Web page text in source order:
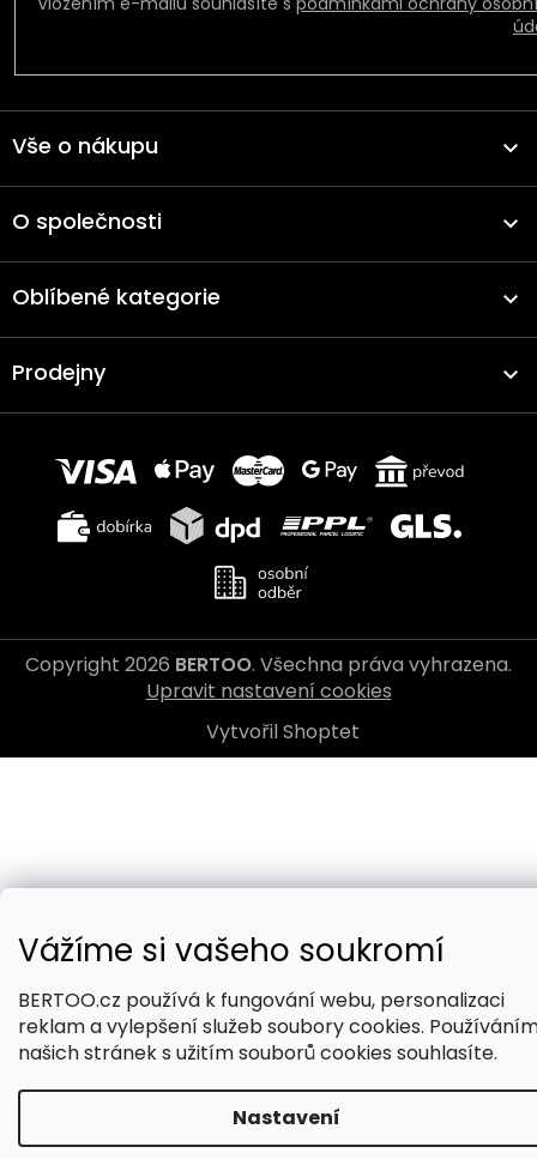
Vážíme si vašeho soukromí
BERTOO.cz používá k fungování webu, personalizaci
reklam a vylepšení služeb soubory cookies.
našich stránek s užitím souborů cookies souhlasíte.
Nastavení
Vše o nákupu
O společnosti
Oblíbené kategorie
Prodejny
Vytvořil Shoptet
Copyright 2026 BERTOO. Všechna práva vyhrazena.
Upravit nastavení cookies